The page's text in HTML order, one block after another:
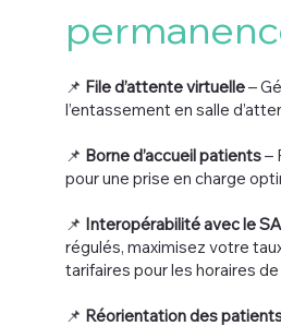
📌 File d’attente virtuelle–
l’entassement en salle
📌 Borne d’accueil patients–
pour une prise en charge
📌 Interopérabilité avec le
régulés, maximisez votre
tarifaires pour les horaires
📌 Réorientation des